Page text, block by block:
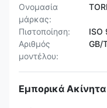
Ονομασία
μάρκας:
Πιστοποίηση:
ISO
Αριθμός
μοντέλου:
GB/
Εμπορικά Ακίνητα